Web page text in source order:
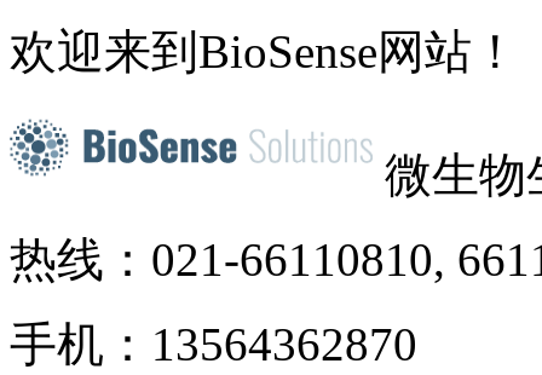
欢迎来到BioSense网站！
微生物
热线：021-66110810,
手机：13564362870